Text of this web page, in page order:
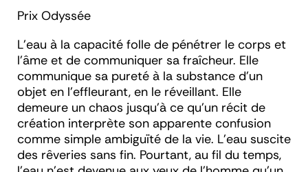
Prix Odyssée
L’eau à la capacité folle de pénétrer le corps et
l’âme et de communiquer sa fraîcheur. Elle
communique sa pureté à la substance d’un
objet en l’effleurant, en le réveillant. Elle
demeure un chaos jusqu’à ce qu’un récit de
création interprète son apparente confusion
comme simple ambiguïté de la vie. L’eau suscite
des rêveries sans fin. Pourtant, au fil du temps,